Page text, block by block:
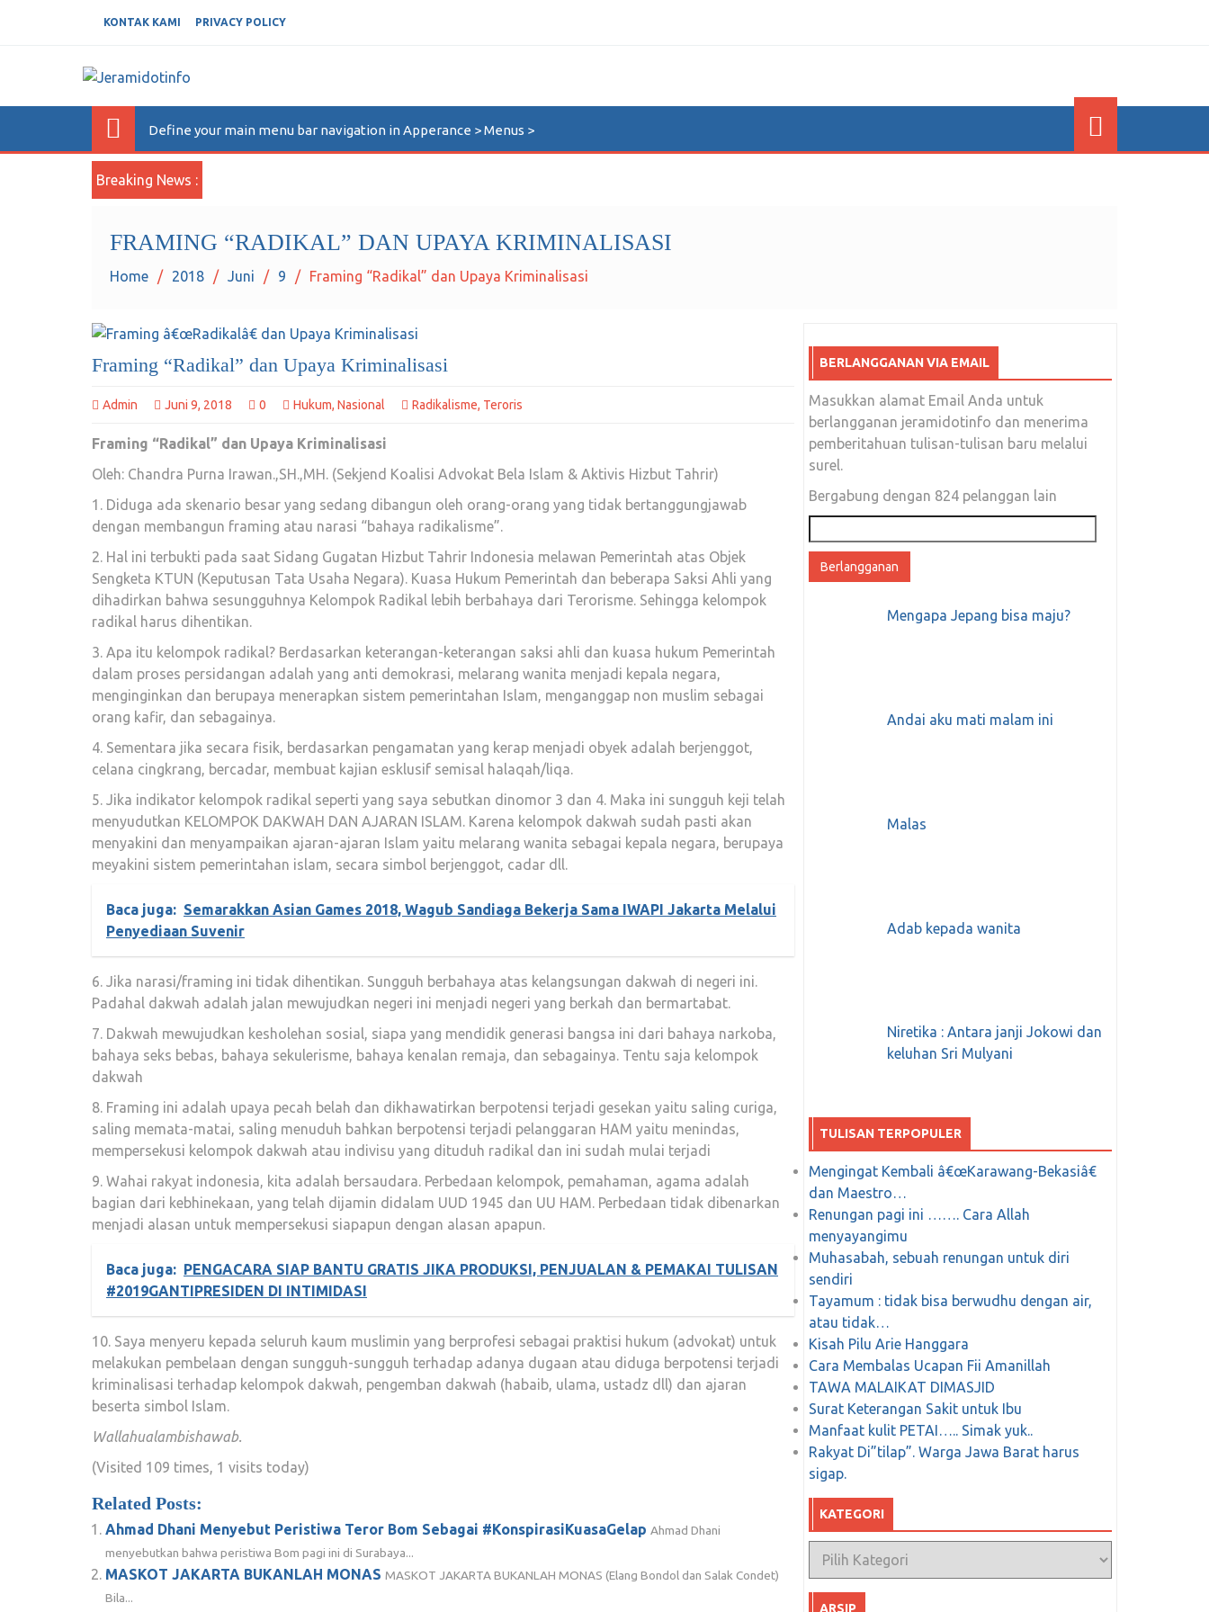
KONTAK KAMI PRIVACY POLICY
Define your main menu bar navigation in Apperance > Menus >
Breaking News :
FRAMING “RADIKAL” DAN UPAYA KRIMINALISASI
Home 2018 Juni 9 Framing “Radikal” dan Upaya Kriminalisasi
Framing “Radikal” dan Upaya Kriminalisasi
Admin Juni 9, 2018 0 Hukum, Nasional Radikalisme, Teroris
Framing “Radikal” dan Upaya Kriminalisasi
Oleh: Chandra Purna Irawan.,SH.,MH. (Sekjend Koalisi Advokat Bela Islam & Aktivis Hizbut Tahrir)
1. Diduga ada skenario besar yang sedang dibangun oleh orang-orang yang tidak bertanggungjawab
dengan membangun framing atau narasi “bahaya radikalisme”.
2. Hal ini terbukti pada saat Sidang Gugatan Hizbut Tahrir Indonesia melawan Pemerintah atas Objek
Sengketa KTUN (Keputusan Tata Usaha Negara). Kuasa Hukum Pemerintah dan beberapa Saksi Ahli yang
dihadirkan bahwa sesungguhnya Kelompok Radikal lebih berbahaya dari Terorisme. Sehingga kelompok
radikal harus dihentikan.
3. Apa itu kelompok radikal? Berdasarkan keterangan-keterangan saksi ahli dan kuasa hukum Pemerintah
dalam proses persidangan adalah yang anti demokrasi, melarang wanita menjadi kepala negara,
menginginkan dan berupaya menerapkan sistem pemerintahan Islam, menganggap non muslim sebagai
orang kafir, dan sebagainya.
4. Sementara jika secara fisik, berdasarkan pengamatan yang kerap menjadi obyek adalah berjenggot,
celana cingkrang, bercadar, membuat kajian esklusif semisal halaqah/liqa.
5. Jika indikator kelompok radikal seperti yang saya sebutkan dinomor 3 dan 4. Maka ini sungguh keji telah
menyudutkan KELOMPOK DAKWAH DAN AJARAN ISLAM. Karena kelompok dakwah sudah pasti akan
menyakini dan menyampaikan ajaran-ajaran Islam yaitu melarang wanita sebagai kepala negara, berupaya
meyakini sistem pemerintahan islam, secara simbol berjenggot, cadar dll.
Baca juga: Semarakkan Asian Games 2018, Wagub Sandiaga Bekerja Sama IWAPI Jakarta Melalui
Penyediaan Suvenir
6. Jika narasi/framing ini tidak dihentikan. Sungguh berbahaya atas kelangsungan dakwah di negeri ini.
Padahal dakwah adalah jalan mewujudkan negeri ini menjadi negeri yang berkah dan bermartabat.
7. Dakwah mewujudkan kesholehan sosial, siapa yang mendidik generasi bangsa ini dari bahaya narkoba,
bahaya seks bebas, bahaya sekulerisme, bahaya kenalan remaja, dan sebagainya. Tentu saja kelompok
dakwah
8. Framing ini adalah upaya pecah belah dan dikhawatirkan berpotensi terjadi gesekan yaitu saling curiga,
saling memata-matai, saling menuduh bahkan berpotensi terjadi pelanggaran HAM yaitu menindas,
mempersekusi kelompok dakwah atau indivisu yang dituduh radikal dan ini sudah mulai terjadi
9. Wahai rakyat indonesia, kita adalah bersaudara. Perbedaan kelompok, pemahaman, agama adalah
bagian dari kebhinekaan, yang telah dijamin didalam UUD 1945 dan UU HAM. Perbedaan tidak dibenarkan
menjadi alasan untuk mempersekusi siapapun dengan alasan apapun.
Baca juga: PENGACARA SIAP BANTU GRATIS JIKA PRODUKSI, PENJUALAN & PEMAKAI TULISAN
#2019GANTIPRESIDEN DI INTIMIDASI
10. Saya menyeru kepada seluruh kaum muslimin yang berprofesi sebagai praktisi hukum (advokat) untuk
melakukan pembelaan dengan sungguh-sungguh terhadap adanya dugaan atau diduga berpotensi terjadi
kriminalisasi terhadap kelompok dakwah, pengemban dakwah (habaib, ulama, ustadz dll) dan ajaran
beserta simbol Islam.
Wallahualambishawab.
(Visited 109 times, 1 visits today)
Related Posts:
Ahmad Dhani Menyebut Peristiwa Teror Bom Sebagai #KonspirasiKuasaGelap Ahmad Dhani
menyebutkan bahwa peristiwa Bom pagi ini di Surabaya...
MASKOT JAKARTA BUKANLAH MONAS MASKOT JAKARTA BUKANLAH MONAS (Elang Bondol dan Salak Condet)
Bila...
BERLANGGANAN VIA EMAIL
Masukkan alamat Email Anda untuk
berlangganan jeramidotinfo dan menerima
pemberitahuan tulisan-tulisan baru melalui
surel.
Bergabung dengan 824 pelanggan lain
email
Mengapa Jepang bisa maju?
Andai aku mati malam ini
Malas
Adab kepada wanita
Niretika : Antara janji Jokowi dan
keluhan Sri Mulyani
TULISAN TERPOPULER
Mengingat Kembali â€œKarawang-Bekasiâ€
dan Maestro…
Renungan pagi ini ……. Cara Allah
menyayangimu
Muhasabah, sebuah renungan untuk diri
sendiri
Tayamum : tidak bisa berwudhu dengan air,
atau tidak…
Kisah Pilu Arie Hanggara
Cara Membalas Ucapan Fii Amanillah
TAWA MALAIKAT DIMASJID
Surat Keterangan Sakit untuk Ibu
Manfaat kulit PETAI….. Simak yuk..
Rakyat Di”tilap”. Warga Jawa Barat harus
sigap.
KATEGORI
Kategori
ARSIP